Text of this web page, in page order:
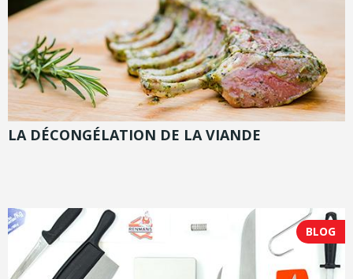
LA DÉCONGÉLATION DE LA VIANDE
BLOG